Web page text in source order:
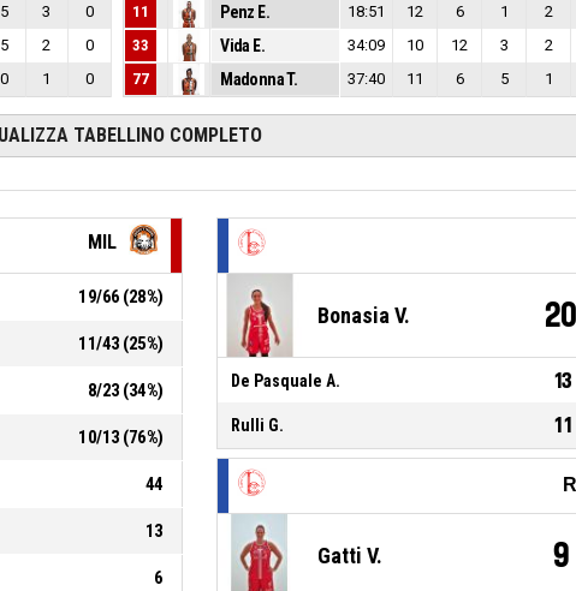
5 3
0
5 2
0
0 1 0
11
Penz E. 18:51 12 6 1 2
33
Vida E. 34:09 10 12 3 2
77
Madonna T. 37:40 11 6 5 1
TABELLINO COMPLETO
MIL
19/66 (28%)
11/43 (25%)
8/23 (34%)
10/13 (76%)
44
13
6
Bonasia V. 20
De Pasquale A. 13
Rulli G. 11
Gatti V. 9